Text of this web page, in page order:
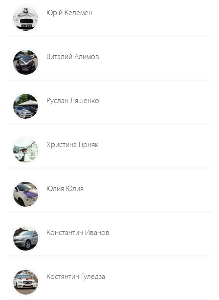
Юрій Келемен
Виталий Алимов
Руслан Ляшенко
Христина Гірняк
Юлия Юлия
Константин Иванов
Костянтин Гуледза